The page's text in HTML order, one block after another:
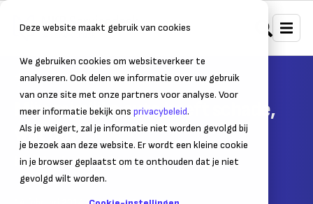
Deze website maakt gebruik van cookies
We gebruiken cookies om websiteverkeer te
analyseren. Ook delen we informatie over uw gebruik
van onze site met onze partners voor analyse. Voor
meer informatie bekijk ons privacybeleid.
Als je weigert, zal je informatie niet worden gevolgd bij
je bezoek aan deze website. Er wordt een kleine cookie
in je browser geplaatst om te onthouden dat je niet
gevolgd wilt worden.
Home Mobiliteit Zakelijk autorijden
Mijn zakelijke auto heeft schade,
wat nu?
Koester je no-claim